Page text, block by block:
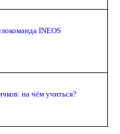
INEOS
на чём учиться?